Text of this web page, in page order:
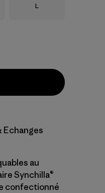
Taille
L
Echanges
au
Synchilla®
confectionné